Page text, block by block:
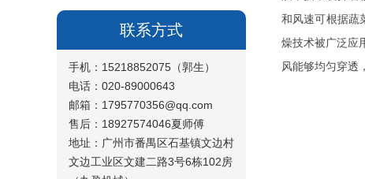
联系方式
手机：15218852075（郭生）
电话：020-89000643
邮箱：1795770356@qq.com
售后：18927574046夏师傅
地址：广州市番禺区石基镇文边村
文边工业区文建二路3号6栋102房
和风速可根据蔬
燥技术被广泛应
风能够均匀穿透